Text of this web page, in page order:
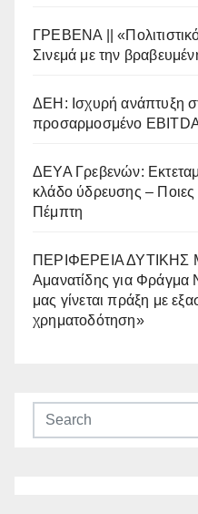
ΓΡΕΒΕΝΑ ||
Σινεμά με την
ΔΕΗ: Ισχυρή ανάπτυξη
προσαρμοσμένο
ΔΕΥΑ Γρεβενών:
κλάδο ύδρευσης – Ποιες
Πέμπτη
ΠΕΡΙΦΕΡΕΙΑ ΔΥΤΙΚΗΣ
Αμανατίδης για Φράγμα
μας γίνεται πράξη με
χρηματοδότηση»